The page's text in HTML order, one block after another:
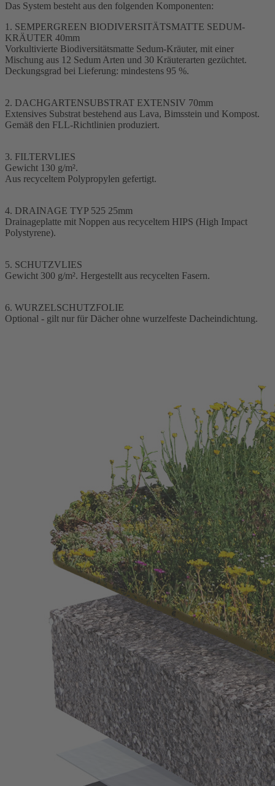
Das System besteht aus den folgenden Komponenten:
1. SEMPERGREEN BIODIVERSITÄTSMATTE SEDUM-
KRÄUTER 40mm
Vorkultivierte Biodiversitätsmatte Sedum-Kräuter, mit einer
Mischung aus 12 Sedum Arten und 30 Kräuterarten gezüchtet.
Deckungsgrad bei Lieferung: mindestens 95 %.
2. DACHGARTENSUBSTRAT EXTENSIV 70mm
Extensives Substrat bestehend aus Lava, Bimsstein und Kompost.
Gemäß den FLL-Richtlinien produziert.
3. FILTERVLIES
Gewicht 130 g/m².
Aus recyceltem Polypropylen gefertigt.
4. DRAINAGE TYP 525 25mm
Drainageplatte mit Noppen aus recyceltem HIPS (High Impact
Polystyrene).
5. SCHUTZVLIES
Gewicht 300 g/m². Hergestellt aus recycelten Fasern.
6. WURZELSCHUTZFOLIE
Optional - gilt nur für Dächer ohne wurzelfeste Dacheindichtung.